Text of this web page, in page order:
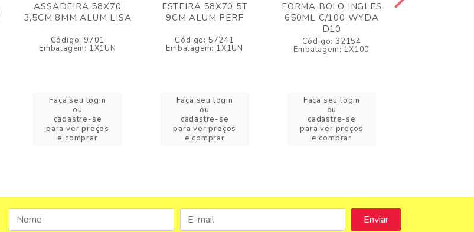
ASSADEIRA 58X70
3,5CM 8MM ALUM LISA
Código: 9701
Embalagem: 1X1UN
Faça seu login
ou
cadastre-se
para ver preços
e comprar
ESTEIRA 58X70 5T
9CM ALUM PERF
Código: 57241
Embalagem: 1X1UN
Faça seu login
ou
cadastre-se
para ver preços
e comprar
FORMA BOLO INGLES
650ML C/100 WYDA
D10
Código: 32154
Embalagem: 1X100
Faça seu login
ou
cadastre-se
para ver preços
e comprar